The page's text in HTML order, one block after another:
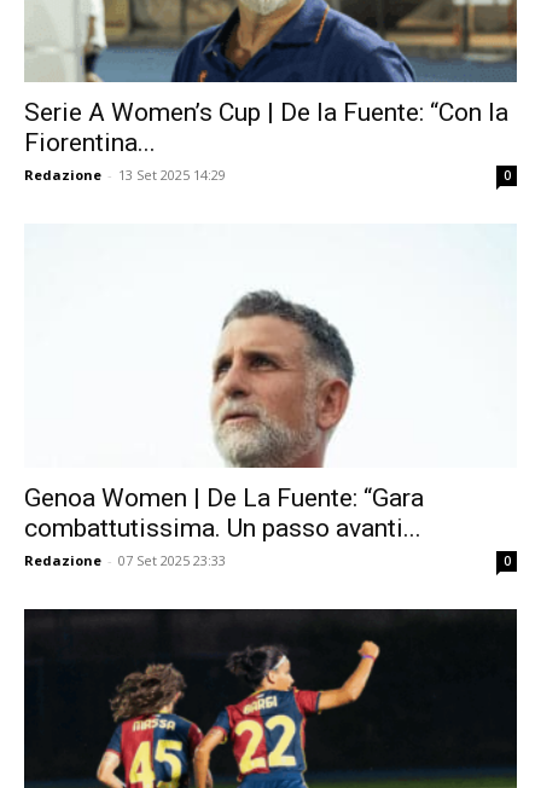
Serie A Women’s Cup | De la Fuente: “Con la
Fiorentina...
Redazione - 13 Set 2025 14:29 0
Genoa Women | De La Fuente: “Gara
combattutissima. Un passo avanti...
Redazione - 07 Set 2025 23:33 0